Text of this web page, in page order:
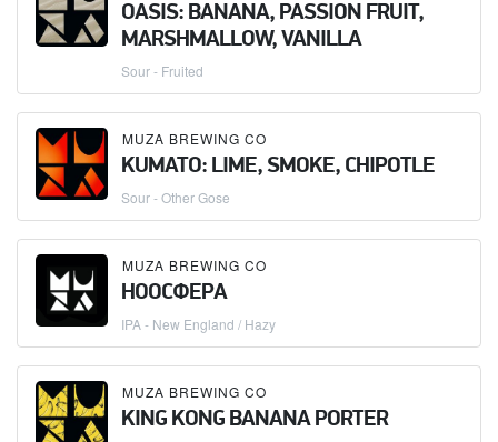
OASIS: BANANA, PASSION FRUIT,
MARSHMALLOW, VANILLA
Sour - Fruited
MUZA BREWING CO
KUMATO: LIME, SMOKE, CHIPOTLE
Sour - Other Gose
MUZA BREWING CO
НООСФЕРА
IPA - New England / Hazy
MUZA BREWING CO
KING KONG BANANA PORTER